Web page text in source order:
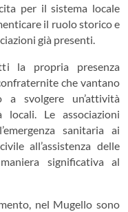
per il sistema locale
il ruolo storico e
già presenti.
la propria presenza
che vantano
svolgere un’attività
Le associazioni
sanitaria ai
all’assistenza delle
significativa al
nel Mugello sono